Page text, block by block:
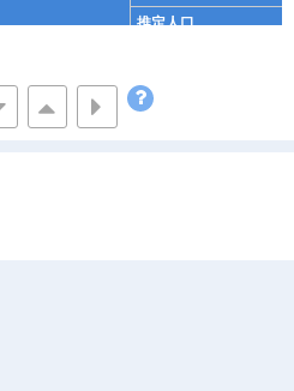
推定人口
推定人口